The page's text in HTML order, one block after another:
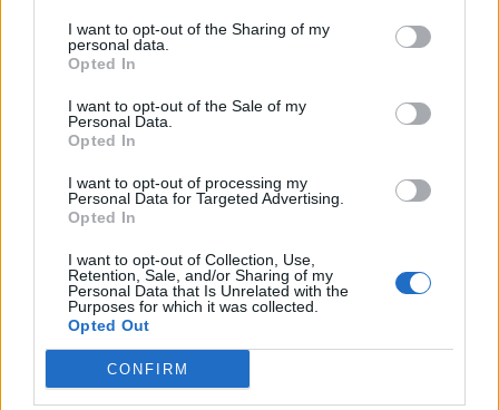
I want to opt-out of the Sharing of my
personal data.
Opted In
I want to opt-out of the Sale of my
Personal Data.
Opted In
I want to opt-out of processing my
Personal Data for Targeted Advertising.
Opted In
I want to opt-out of Collection, Use,
Retention, Sale, and/or Sharing of my
Personal Data that Is Unrelated with the
Purposes for which it was collected.
Opted Out
CONFIRM